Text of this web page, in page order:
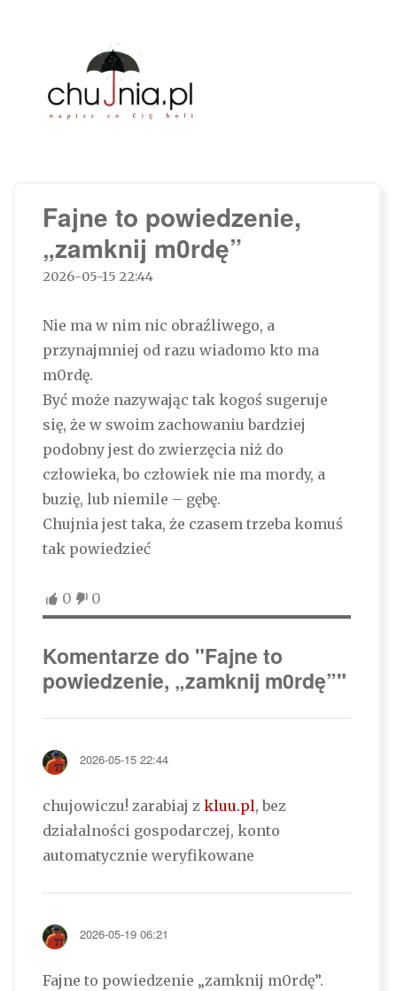
Fajne to powiedzenie,
„zamknij m0rdę”
2026-05-15 22:44
Nie ma w nim nic obraźliwego, a
przynajmniej od razu wiadomo kto ma
m0rdę.
Być może nazywając tak kogoś sugeruje
się, że w swoim zachowaniu bardziej
podobny jest do zwierzęcia niż do
człowieka, bo człowiek nie ma mordy, a
buzię, lub niemile – gębę.
Chujnia jest taka, że czasem trzeba komuś
tak powiedzieć
0 0
Komentarze do "Fajne to
powiedzenie, „zamknij m0rdę”"
2026-05-15 22:44
chujowiczu! zarabiaj z kluu.pl, bez
działalności gospodarczej, konto
automatycznie weryfikowane
2026-05-19 06:21
Fajne to powiedzenie „zamknij m0rdę”.